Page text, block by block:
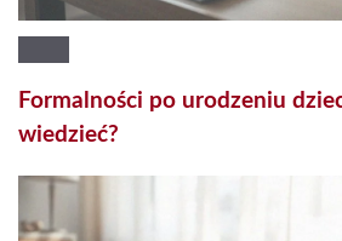
Formalności po urodzeniu
wiedzieć?